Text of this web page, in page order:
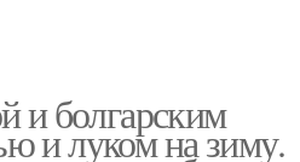
и болгарским
и луком на зиму.